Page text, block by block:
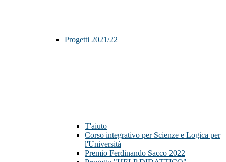
Progetti 2021/22
T'aiuto
Corso integrativo per Scienze e Logica per
l'Università
Premio Ferdinando Sacco 2022